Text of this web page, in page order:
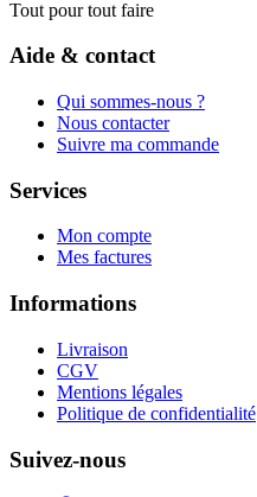
Tout pour tout faire
Aide & contact
Qui sommes-nous ?
Nous contacter
Suivre ma commande
Services
Mon compte
Mes factures
Informations
Livraison
CGV
Mentions légales
Politique de confidentialité
Suivez-nous